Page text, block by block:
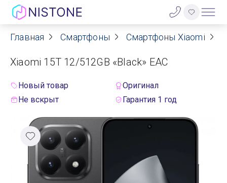
Акции
О нас
Договор оферты
Реквизиты
Контакты
Главная Смартфоны Смартфоны Xiaomi
Xiaomi 15T 12/512GB «Black» EAC
Новый товар
Оригинал
Не вскрыт
Гарантия 1 год